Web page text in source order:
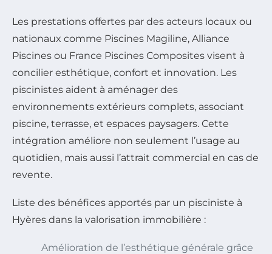
Les prestations offertes par des acteurs locaux ou
nationaux comme Piscines Magiline, Alliance
Piscines ou France Piscines Composites visent à
concilier esthétique, confort et innovation. Les
piscinistes aident à aménager des
environnements extérieurs complets, associant
piscine, terrasse, et espaces paysagers. Cette
intégration améliore non seulement l’usage au
quotidien, mais aussi l’attrait commercial en cas de
revente.
Liste des bénéfices apportés par un pisciniste à
Hyères dans la valorisation immobilière :
Amélioration de l’esthétique générale grâce